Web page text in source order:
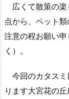
広くて散策の楽
点から、ペット
注意の程お願い
く）。
今回のカタスミ
ります大宮花の